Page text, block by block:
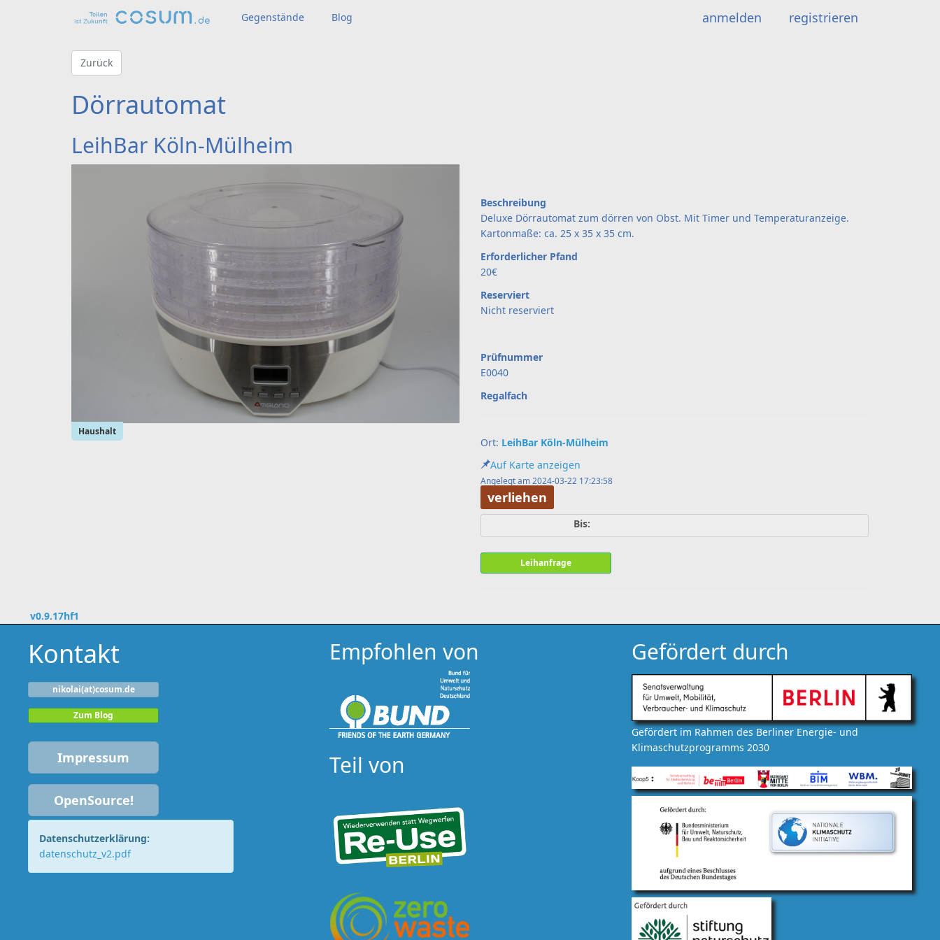
Gegenstände Blog anmelden registrieren
Zurück
Dörrautomat
LeihBar Köln-Mülheim
Haushalt
Beschreibung
Deluxe Dörrautomat zum dörren von Obst. Mit Timer und Temperaturanzeige.
Kartonmaße: ca. 25 x 35 x 35 cm.
Erforderlicher Pfand
20€
Reserviert
Nicht reserviert
Prüfnummer
E0040
Regalfach
Ort: LeihBar Köln-Mülheim
Auf Karte anzeigen
Angelegt am 2024-03-22 17:23:58
verliehen
Bis:
Leihanfrage
v0.9.17hf1
Kontakt
nikolai(at)cosum.de
Zum Blog
Impressum
OpenSource!
Datenschutzerklärung:
datenschutz_v2.pdf
Empfohlen von
Teil von
Gefördert durch
Gefördert im Rahmen des Berliner Energie- und
Klimaschutzprogramms 2030